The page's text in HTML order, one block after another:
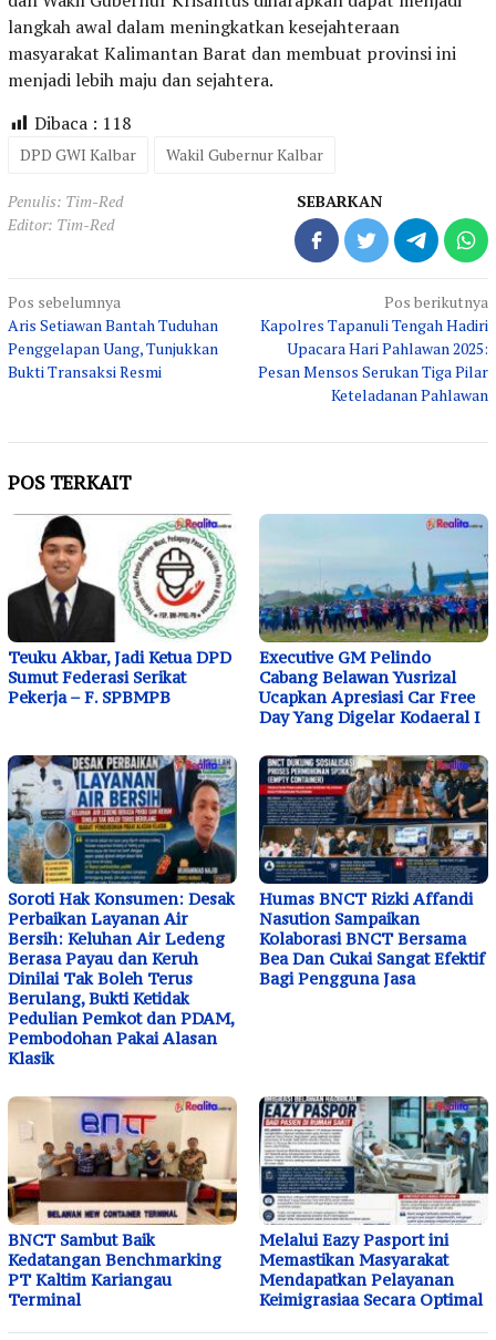
langkah awal dalam meningkatkan kesejahteraan
masyarakat Kalimantan Barat dan membuat provinsi ini
menjadi lebih maju dan sejahtera.
Dibaca : 118
DPD GWI Kalbar Wakil Gubernur Kalbar
Penulis: Tim-Red
Editor: Tim-Red
SEBARKAN
Navigasi
pos
Pos sebelumnya
Aris Setiawan Bantah Tuduhan
Penggelapan Uang, Tunjukkan
Bukti Transaksi Resmi
Pos berikutnya
Kapolres Tapanuli Tengah Hadiri
Upacara Hari Pahlawan 2025:
Pesan Mensos Serukan Tiga Pilar
Keteladanan Pahlawan
POS TERKAIT
Teuku Akbar, Jadi Ketua DPD
Sumut Federasi Serikat
Pekerja – F. SPBMPB
Executive GM Pelindo
Cabang Belawan Yusrizal
Ucapkan Apresiasi Car Free
Day Yang Digelar Kodaeral I
Soroti Hak Konsumen: Desak
Perbaikan Layanan Air
Bersih: Keluhan Air Ledeng
Berasa Payau dan Keruh
Dinilai Tak Boleh Terus
Berulang, Bukti Ketidak
Pedulian Pemkot dan PDAM,
Pembodohan Pakai Alasan
Klasik
Humas BNCT Rizki Affandi
Nasution Sampaikan
Kolaborasi BNCT Bersama
Bea Dan Cukai Sangat Efektif
Bagi Pengguna Jasa
BNCT Sambut Baik
Kedatangan Benchmarking
PT Kaltim Kariangau
Terminal
Melalui Eazy Pasport ini
Memastikan Masyarakat
Mendapatkan Pelayanan
Keimigrasiaa Secara Optimal